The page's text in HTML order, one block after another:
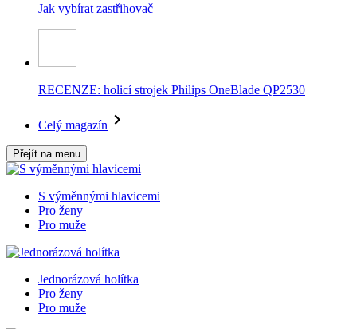
Jak vybírat zastřihovač
RECENZE: holicí strojek Philips OneBlade QP2530
Celý magazín
Přejít na menu
S výměnnými hlavicemi
Pro ženy
Pro muže
Jednorázová holítka
Pro ženy
Pro muže